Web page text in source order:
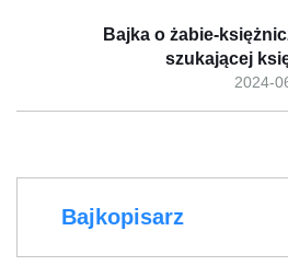
2024-
Bajka o żabie-
szukającej
Bajkopisarz